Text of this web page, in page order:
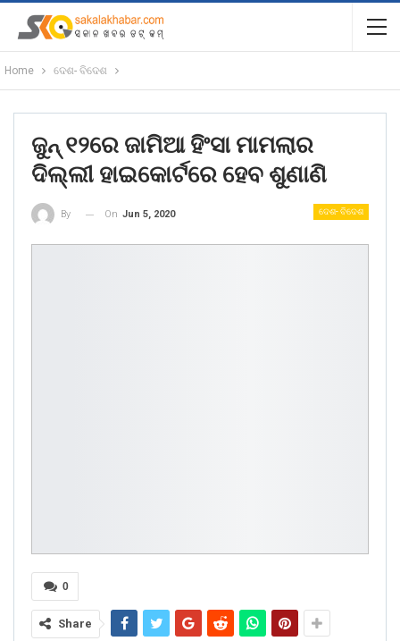
Home ଦେଶ- ବିଦେଶ
ଜୁନ୍ ୧୨ରେ ଜାମିଆ ହିଂସା ମାମଲାର
ଦିଲ୍ଲୀ ହାଇକୋର୍ଟରେ ହେବ ଶୁଣାଣି
ଦେଶ- ବିଦେଶ
By On Jun 5, 2020
0
Share